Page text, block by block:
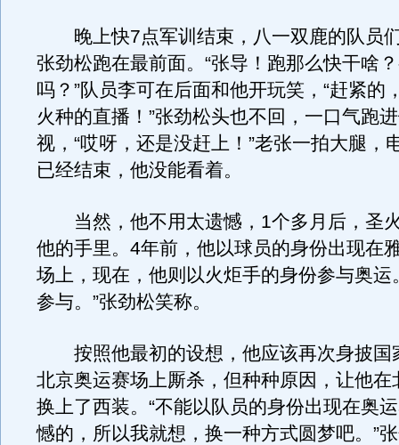
晚上快7点军训结束，八一双鹿的队员
张劲松跑在最前面。“张导！跑那么快干啥
吗？”队员李可在后面和他开玩笑，“赶紧的
火种的直播！”张劲松头也不回，一口气跑
视，“哎呀，还是没赶上！”老张一拍大腿，
已经结束，他没能看着。
当然，他不用太遗憾，1个多月后，圣
他的手里。4年前，他以球员的身份出现在
场上，现在，他则以火炬手的身份参与奥运
参与。”张劲松笑称。
按照他最初的设想，他应该再次身披国
北京奥运赛场上厮杀，但种种原因，让他在
换上了西装。“不能以队员的身份出现在奥
憾的，所以我就想，换一种方式圆梦吧。”